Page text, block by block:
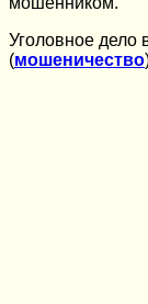
Уголовное дело
(мошеничество